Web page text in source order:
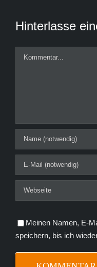
Hinterlasse
Kommentar
Meinen Namen, E-
speichern, bis ich